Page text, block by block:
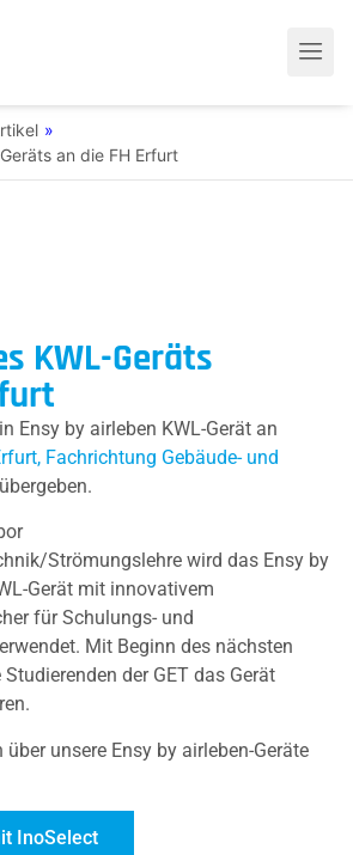
»
an die FH Erfurt
KWL-Geräts
Ensy by airleben KWL-Gerät an
Fachrichtung Gebäude- und
übergeben.
Strömungslehre wird das Ensy by
Gerät mit innovativem
für Schulungs- und
Mit Beginn des nächsten
der GET das Gerät
unsere Ensy by airleben-Geräte
InoSelect